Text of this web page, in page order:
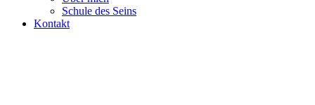
Schule des Seins
Kontakt